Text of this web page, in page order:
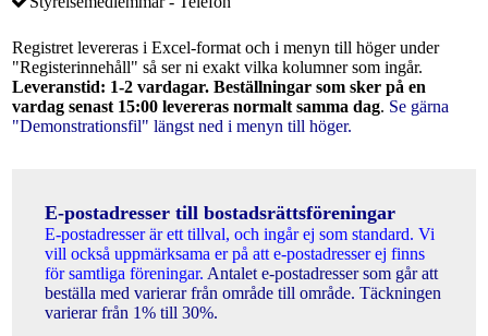
Registret levereras i Excel-format och i menyn till höger under
"Registerinnehåll" så ser ni exakt vilka kolumner som ingår.
Leveranstid: 1-2 vardagar. Beställningar som sker på en
vardag senast 15:00 levereras normalt samma dag. Se gärna
"Demonstrationsfil" längst ned i menyn till höger.
E-postadresser till bostadsrättsföreningar
E-postadresser är ett tillval, och ingår ej som standard. Vi
vill också uppmärksama er på att e-postadresser ej finns
för samtliga föreningar. Antalet e-postadresser som går att
beställa med varierar från område till område. Täckningen
varierar från 1% till 30%.